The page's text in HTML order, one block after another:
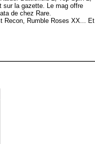
sur la gazette. Le mag offre
de chez Rare.
Recon, Rumble Roses XX... Et